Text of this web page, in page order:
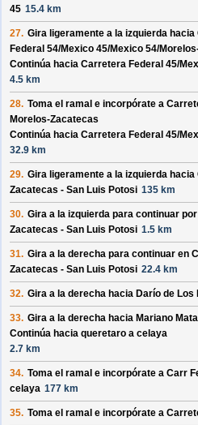
45 15.4 km
27. Gira ligeramente a la izquierda hacia
Federal 54/Mexico 45/Mexico 54/
Continúa hacia Carretera Federal 45/
4.5 km
28. Toma el ramal e incorpórate a
Morelos-Zacatecas
Continúa hacia Carretera Federal 45/
32.9 km
29. Gira ligeramente a la izquierda hacia
Zacatecas - San Luis Potosi 135 km
30. Gira a la izquierda para continuar por
Zacatecas - San Luis Potosi 1.5 km
31. Gira a la derecha para continuar en
Zacatecas - San Luis Potosi 22.4 km
32. Gira a la derecha hacia Darío de Los
33. Gira a la derecha hacia Mariano
Continúa hacia queretaro a celaya
2.7 km
34. Toma el ramal e incorpórate a Carr
celaya 177 km
35. Toma el ramal e incorpórate a